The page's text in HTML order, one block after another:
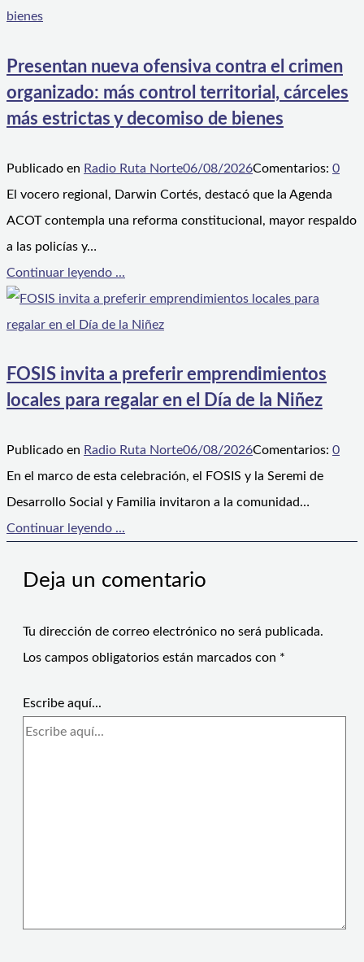
Presentan nueva ofensiva contra el crimen
organizado: más control territorial, cárceles
más estrictas y decomiso de bienes
Publicado en Radio Ruta Norte06/08/2026Comentarios: 0
El vocero regional, Darwin Cortés, destacó que la Agenda
ACOT contempla una reforma constitucional, mayor respaldo
a las policías y…
Continuar leyendo ...
FOSIS invita a preferir emprendimientos
locales para regalar en el Día de la Niñez
Publicado en Radio Ruta Norte06/08/2026Comentarios: 0
En el marco de esta celebración, el FOSIS y la Seremi de
Desarrollo Social y Familia invitaron a la comunidad…
Continuar leyendo ...
Deja un comentario
Tu dirección de correo electrónico no será publicada.
Los campos obligatorios están marcados con *
Escribe aquí...